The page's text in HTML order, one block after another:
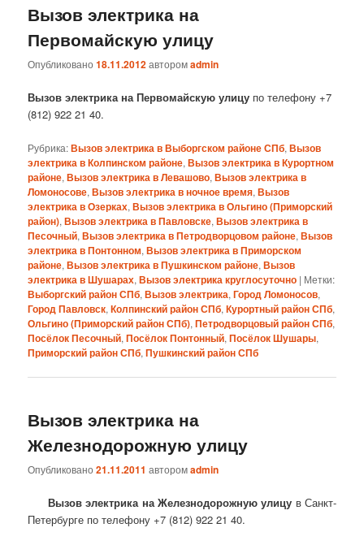
Вызов электрика на
Первомайскую улицу
Опубликовано18.11.2012авторомadmin
Вызов электрика на Первомайскую улицу по телефону +7
(812) 922 21 40.
Рубрика:Вызов электрика в Выборгском районе СПб,Вызов
электрика в Колпинском районе,Вызов электрика в Курортном
районе,Вызов электрика в Левашово,Вызов электрика в
Ломоносове,Вызов электрика в ночное время,Вызов
электрика в Озерках,Вызов электрика в Ольгино (Приморский
район),Вызов электрика в Павловске,Вызов электрика в
Песочный,Вызов электрика в Петродворцовом районе,Вызов
электрика в Понтонном,Вызов электрика в Приморском
районе,Вызов электрика в Пушкинском районе,Вызов
электрика в Шушарах,Вызов электрика круглосуточно | Метки:
Выборгский район СПб,Вызов электрика,Город Ломоносов,
Город Павловск,Колпинский район СПб,Курортный район СПб,
Ольгино (Приморский район СПб),Петродворцовый район СПб,
Посёлок Песочный,Посёлок Понтонный,Посёлок Шушары,
Приморский район СПб,Пушкинский район СПб
Вызов электрика на
Железнодорожную улицу
Опубликовано21.11.2011 авторомadmin
Вызов электрика на Железнодорожную улицу в Санкт-
Петербурге по телефону +7 (812) 922 21 40.